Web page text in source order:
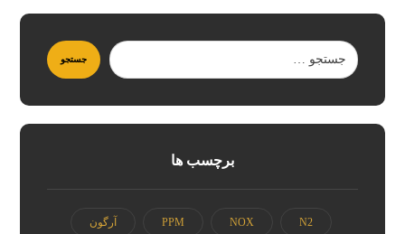
برچسب ها
N2
NOX
PPM آرگون